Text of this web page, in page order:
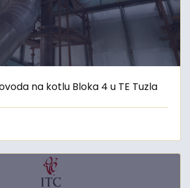
na kotlu Bloka 4 u TE Tuzla